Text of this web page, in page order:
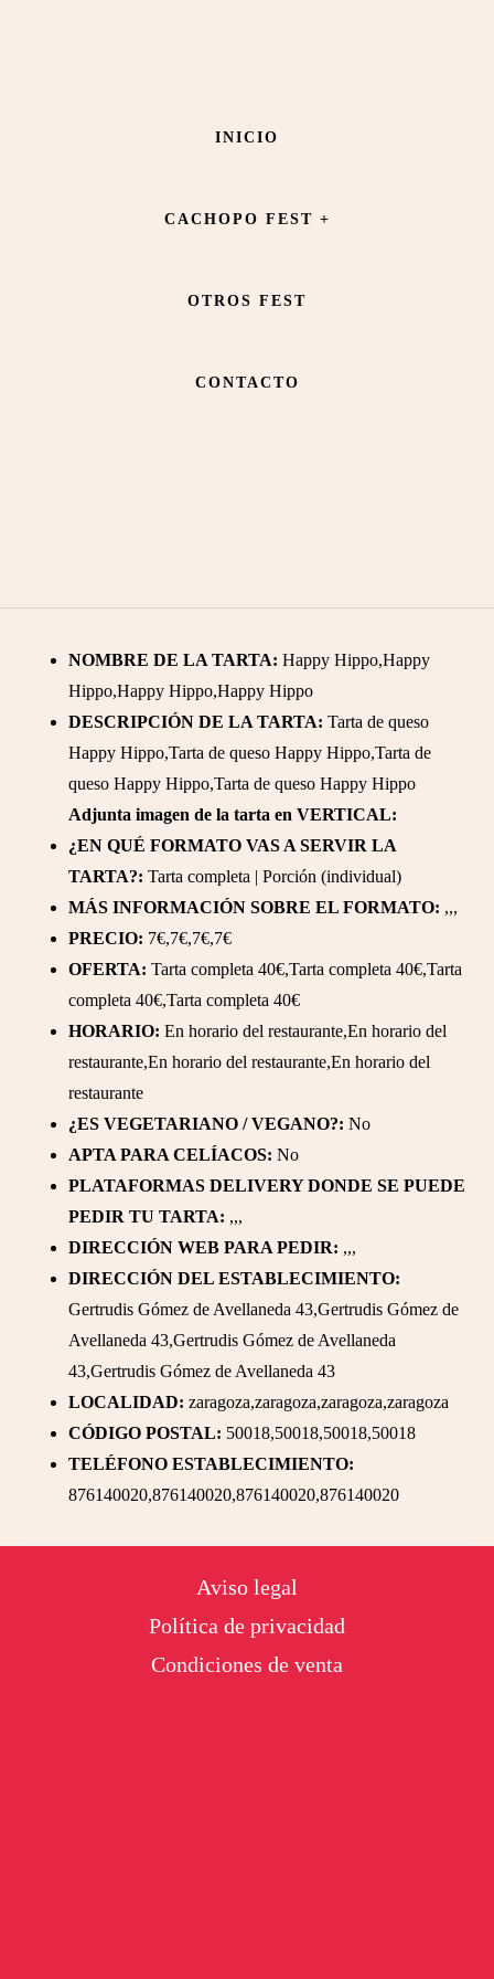
INICIO
CACHOPO FEST +
OTROS FEST
CONTACTO
Birabola
NOMBRE DE LA TARTA: Happy Hippo,Happy
Hippo,Happy Hippo,Happy Hippo
DESCRIPCIÓN DE LA TARTA: Tarta de queso
Happy Hippo,Tarta de queso Happy Hippo,Tarta de
queso Happy Hippo,Tarta de queso Happy Hippo
Adjunta imagen de la tarta en VERTICAL:
¿EN QUÉ FORMATO VAS A SERVIR LA
TARTA?: Tarta completa | Porción (individual)
MÁS INFORMACIÓN SOBRE EL FORMATO: ,,,
PRECIO: 7€,7€,7€,7€
OFERTA: Tarta completa 40€,Tarta completa 40€,Tarta
completa 40€,Tarta completa 40€
HORARIO: En horario del restaurante,En horario del
restaurante,En horario del restaurante,En horario del
restaurante
¿ES VEGETARIANO / VEGANO?: No
APTA PARA CELÍACOS: No
PLATAFORMAS DELIVERY DONDE SE PUEDE
PEDIR TU TARTA: ,,,
DIRECCIÓN WEB PARA PEDIR: ,,,
DIRECCIÓN DEL ESTABLECIMIENTO:
Gertrudis Gómez de Avellaneda 43,Gertrudis Gómez de
Avellaneda 43,Gertrudis Gómez de Avellaneda
43,Gertrudis Gómez de Avellaneda 43
LOCALIDAD: zaragoza,zaragoza,zaragoza,zaragoza
CÓDIGO POSTAL: 50018,50018,50018,50018
TELÉFONO ESTABLECIMIENTO:
876140020,876140020,876140020,876140020
Aviso legal
Política de privacidad
Condiciones de venta